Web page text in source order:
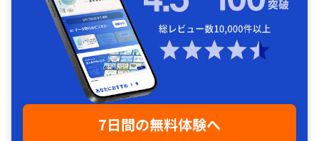
7日間の無料体験へ